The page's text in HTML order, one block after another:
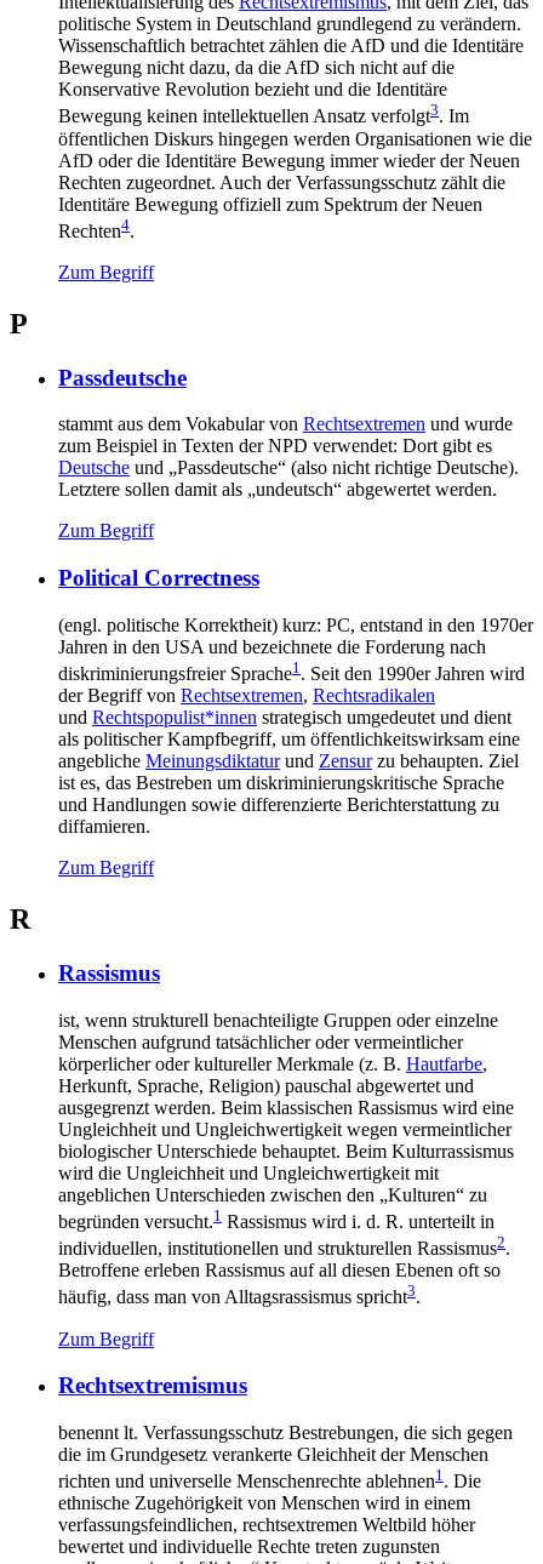
politische System in Deutschland grundlegend zu verändern.
Wissenschaftlich betrachtet zählen die AfD und die Identitäre
Bewegung nicht dazu, da die AfD sich nicht auf die
Konservative Revolution bezieht und die Identitäre
Bewegung keinen intellektuellen Ansatz verfolgt3. Im
öffentlichen Diskurs hingegen werden Organisationen wie die
AfD oder die Identitäre Bewegung immer wieder der Neuen
Rechten zugeordnet. Auch der Verfassungsschutz zählt die
Identitäre Bewegung offiziell zum Spektrum der Neuen
Rechten4.
Zum Begriff
P
Passdeutsche
stammt aus dem Vokabular von Rechtsextremen und wurde
zum Beispiel in Texten der NPD verwendet: Dort gibt es
Deutsche und „Passdeutsche“ (also nicht richtige Deutsche).
Letztere sollen damit als „undeutsch“ abgewertet werden.
Zum Begriff
Political Correctness
(engl. politische Korrektheit) kurz: PC, entstand in den 1970er
Jahren in den USA und bezeichnete die Forderung nach
diskriminierungsfreier Sprache1 . Seit den 1990er Jahren wird
der Begriff von Rechtsextremen, Rechtsradikalen
und Rechtspopulist*innen strategisch umgedeutet und dient
als politischer Kampfbegriff, um öffentlichkeitswirksam eine
angebliche Meinungsdiktaturund Zensurzu behaupten. Ziel
ist es, das Bestreben um diskriminierungskritische Sprache
und Handlungen sowie differenzierte Berichterstattung zu
diffamieren.
Zum Begriff
R
Rassismus
ist, wenn strukturell benachteiligte Gruppen oder einzelne
Menschen aufgrund tatsächlicher oder vermeintlicher
körperlicher oder kultureller Merkmale (z. B. Hautfarbe,
Herkunft, Sprache, Religion) pauschal abgewertet und
ausgegrenzt werden. Beim klassischen Rassismus wird eine
Ungleichheit und Ungleichwertigkeit wegen vermeintlicher
biologischer Unterschiede behauptet. Beim Kulturrassismus
wird die Ungleichheit und Ungleichwertigkeit mit
angeblichen Unterschieden zwischen den „Kulturen“ zu
begründen versucht.1 Rassismus wird i. d. R. unterteilt in
individuellen, institutionellen und strukturellen Rassismus2.
Betroffene erleben Rassismus auf all diesen Ebenen oft so
häufig, dass man von Alltagsrassismus spricht3.
Zum Begriff
Rechtsextremismus
benennt lt. Verfassungsschutz Bestrebungen, die sich gegen
die im Grundgesetz verankerte Gleichheit der Menschen
richten und universelle Menschenrechte ablehnen1. Die
ethnische Zugehörigkeit von Menschen wird in einem
verfassungsfeindlichen, rechtsextremen Weltbild höher
bewertet und individuelle Rechte treten zugunsten